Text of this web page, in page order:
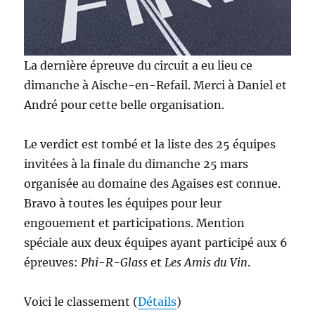
La dernière épreuve du circuit a eu lieu ce
dimanche à Aische-en-Refail. Merci à Daniel et
André pour cette belle organisation.
Le verdict est tombé et la liste des 25 équipes
invitées à la finale du dimanche 25 mars
organisée au domaine des Agaises est connue.
Bravo à toutes les équipes pour leur
engouement et participations. Mention
spéciale aux deux équipes ayant participé aux 6
épreuves:Phi-R-Glass etLes Amis du Vin.
Voici le classement (Détails)